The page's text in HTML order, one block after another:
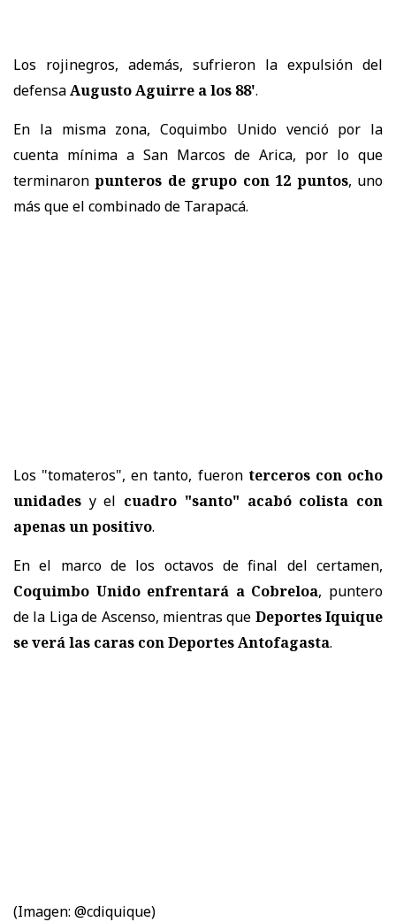
Los rojinegros, además, sufrieron la expulsión del
defensaAugusto Aguirre a los 88'.
En la misma zona, Coquimbo Unido venció por la
cuenta mínima a San Marcos de Arica, por lo que
terminaronpunteros de grupo con 12 puntos, uno
más que el combinado de Tarapacá.
Los "tomateros", en tanto, fueron terceros con ocho
unidades y el cuadro "santo" acabó colista con
apenas un positivo.
En el marco de los octavos de final del certamen,
Coquimbo Unido enfrentará a Cobreloa, puntero
de la Liga de Ascenso, mientras que Deportes Iquique
se verá las caras con Deportes Antofagasta.
(Imagen: @cdiquique)